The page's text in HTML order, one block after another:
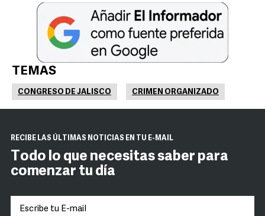
TEMAS
CONGRESO DE JALISCO CRIMEN ORGANIZADO
RECIBE LAS ÚLTIMAS NOTICIAS EN TU E-MAIL
Todo lo que necesitas saber para
comenzar tu día